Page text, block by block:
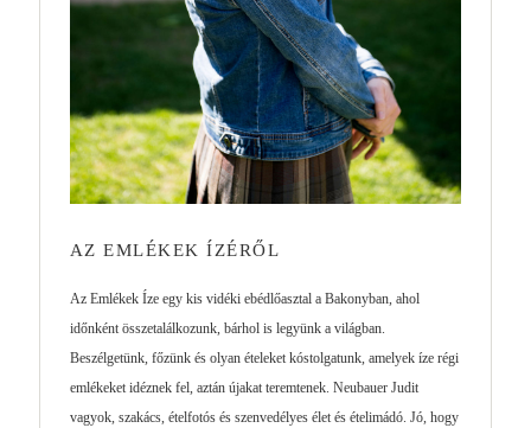
AZ EMLÉKEK ÍZÉRŐL
Az Emlékek Íze egy kis vidéki ebédlőasztal a Bakonyban, ahol
időnként összetalálkozunk, bárhol is legyünk a világban.
Beszélgetünk, főzünk és olyan ételeket kóstolgatunk, amelyek íze régi
emlékeket idéznek fel, aztán újakat teremtenek. Neubauer Judit
vagyok, szakács, ételfotós és szenvedélyes élet és ételimádó. Jó, hogy